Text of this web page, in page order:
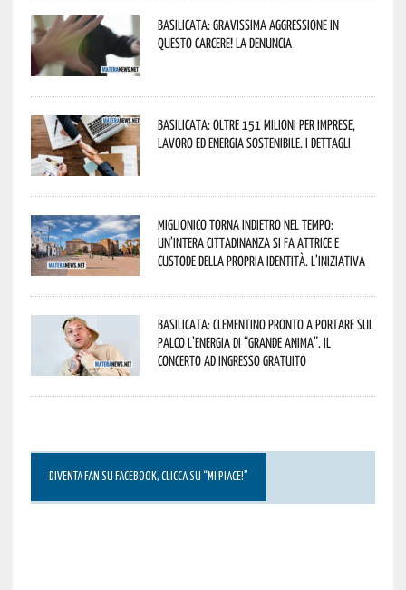
Basilicata: gravissima aggressione in
questo Carcere! La denuncia
Basilicata: oltre 151 milioni per imprese,
lavoro ed energia sostenibile. I dettagli
Miglionico torna indietro nel tempo:
un’intera cittadinanza si fa attrice e
custode della propria identità. L’iniziativa
Basilicata: Clementino pronto a portare sul
palco l’energia di “Grande Anima”. Il
concerto ad ingresso gratuito
DIVENTA FAN SU FACEBOOK, CLICCA SU “MI PIACE!”